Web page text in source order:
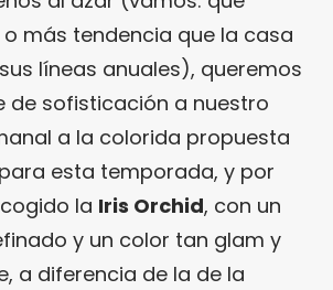
más tendencia que la casa
líneas anuales), queremos
de sofisticación a nuestro
a la colorida propuesta
para esta temporada, y por
la Iris Orchid, con un
y un color tan glam y
a diferencia de la de la